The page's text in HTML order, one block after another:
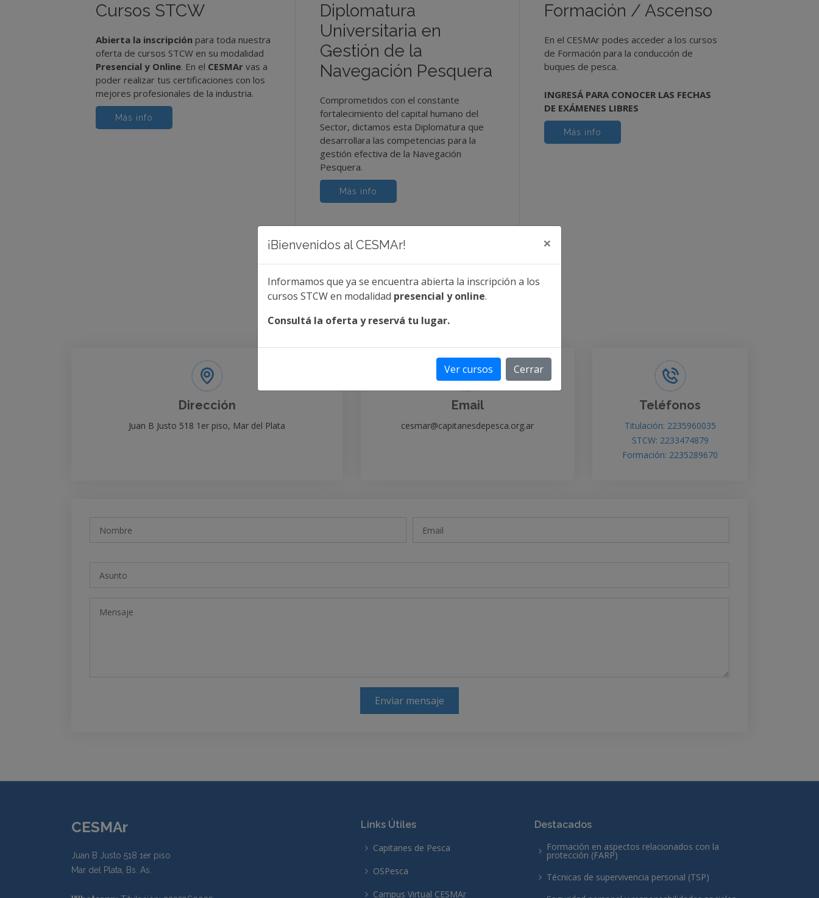
Cursos STCW
Abierta la inscripción para toda nuestra
oferta de cursos STCW en su modalidad
Presencial y Online. En el CESMAr vas a
poder realizar tus certificaciones con los
mejores profesionales de la industria.
Más info
Diplomatura
Universitaria en
Gestión de la
Navegación Pesquera
Comprometidos con el constante
fortalecimiento del capital humano del
Sector, dictamos esta Diplomatura que
desarrollara las competencias para la
gestión efectiva de la Navegación
Pesquera.
Más info
Formación / Ascenso
En el CESMAr podes acceder a los cursos
de Formación para la conducción de
buques de pesca.
INGRESÁ PARA CONOCER LAS FECHAS
DE EXÁMENES LIBRES
Más info
Contacto
Dirección
Juan B Justo 518 1er piso, Mar del Plata
Email
cesmar@capitanesdepesca.org.ar
Teléfonos
Titulación: 2235960035
STCW: 2233474879
Formación: 2235289670
Enviar mensaje
CESMAr
Juan B Justo 518 1er piso
Mar del Plata, Bs. As.
Links Útiles
Capitanes de Pesca
OSPesca
Campus Virtual CESMAr
Destacados
Formación en aspectos relacionados con la
protección (FARP)
Técnicas de supervivencia personal (TSP)
¡Bienvenidos al CESMAr! ×
Informamos que ya se encuentra abierta la inscripción a los
cursos STCW en modalidad presencial y online.
Consultá la oferta y reservá tu lugar.
Ver cursos Cerrar